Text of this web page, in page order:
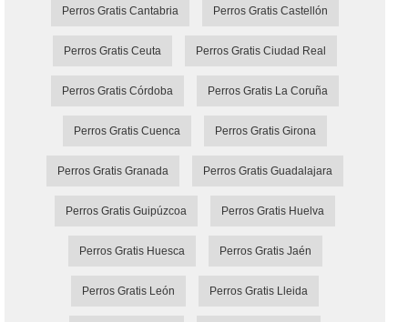
Perros Gratis Cantabria Perros Gratis Castellón
Perros Gratis Ceuta Perros Gratis Ciudad Real
Perros Gratis Córdoba Perros Gratis La Coruña
Perros Gratis Cuenca Perros Gratis Girona
Perros Gratis Granada Perros Gratis Guadalajara
Perros Gratis Guipúzcoa Perros Gratis Huelva
Perros Gratis Huesca Perros Gratis Jaén
Perros Gratis León Perros Gratis Lleida